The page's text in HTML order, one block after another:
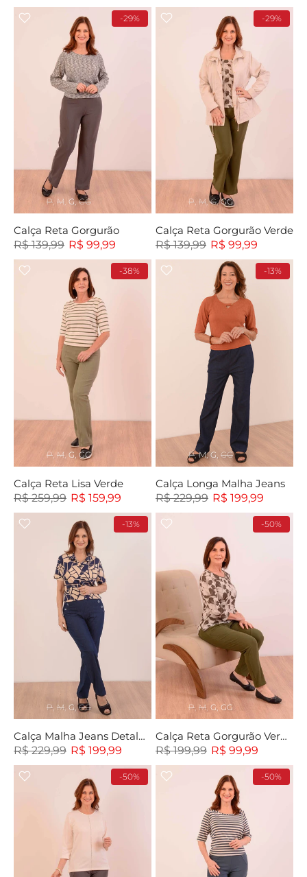
-29%
P M G GG
Calça Reta Gorgurão
R$ 139,99 R$ 99,99
-29%
P M G GG
Calça Reta Gorgurão Verde
R$ 139,99 R$ 99,99
-38%
P M G GG
Calça Reta Lisa Verde
R$ 259,99 R$ 159,99
-13%
P M G GG
Calça Longa Malha Jeans
R$ 229,99 R$ 199,99
-13%
P M G GG
Calça Malha Jeans Detalhe Bolso
R$ 229,99 R$ 199,99
-50%
P M G GG
Calça Reta Gorgurão Verde Militar
R$ 199,99 R$ 99,99
-50% -50%